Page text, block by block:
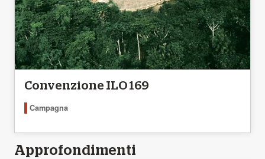
Convenzione ILO 169
Campagna
Approfondimenti